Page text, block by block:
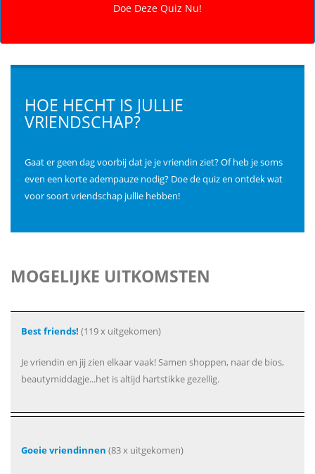
HOE HECHT IS JULLIE
VRIENDSCHAP?
Gaat er geen dag voorbij dat je je vriendin ziet? Of heb je soms
even een korte adempauze nodig? Doe de quiz en ontdek wat
voor soort vriendschap jullie hebben!
MOGELIJKE UITKOMSTEN
Best friends! (119 x uitgekomen)
Je vriendin en jij zien elkaar vaak! Samen shoppen, naar de bios,
beautymiddagje...het is altijd hartstikke gezellig.
Goeie vriendinnen (83 x uitgekomen)